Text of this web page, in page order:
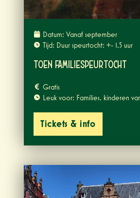
Datum: Vanaf september
Tijd: Duur speurtocht: +- 1,5 uur
TOEN Familiespeurtocht
Gratis
Leuk voor: Families, kinderen
Tickets & info